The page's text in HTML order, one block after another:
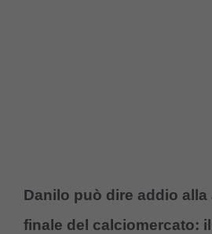
Danilo può dire addio
finale del calciomercato: